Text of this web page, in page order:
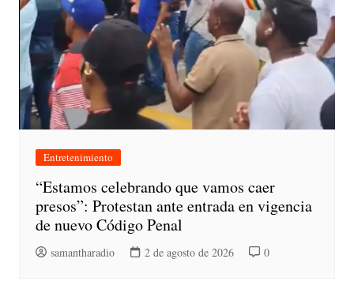
Entretenimiento
“Estamos celebrando que vamos caer
presos”: Protestan ante entrada en vigencia
de nuevo Código Penal
samantharadio 2 de agosto de 2026 0